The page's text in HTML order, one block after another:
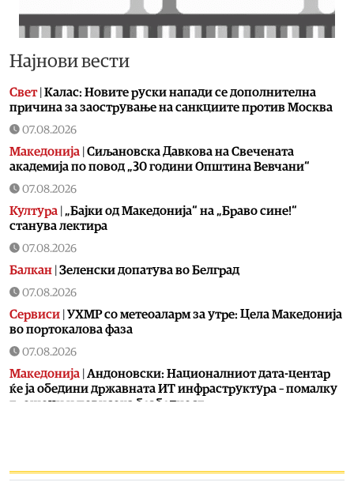
Најнови вести
Свет| Калас: Новите руски напади се дополнителна
причина за заострување на санкциите против Москва
07.08.2026
Македонија Сиљановска Давкова на Свечената
академија по повод „30 години Општина Вевчани“
07.08.2026
Култура „Бајки од Македонија“ на „Браво сине!“
станува лектира
07.08.2026
Балкан Зеленски допатува во Белград
07.08.2026
Сервиси УХМР со метеоаларм за утре: Цела Македонија
во портокалова фаза
07.08.2026
Македонија Андоновски: Националниот дата-центар
ќе ја обедини државната ИТ инфраструктура – помалку
трошоци и повисока безбедност